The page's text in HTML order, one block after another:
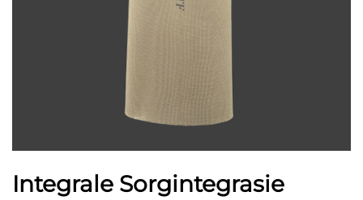
Integrale Sorgintegrasie